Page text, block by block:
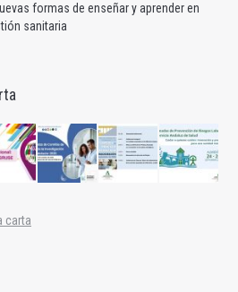
formas de enseñar y aprender en
sanitaria
carta